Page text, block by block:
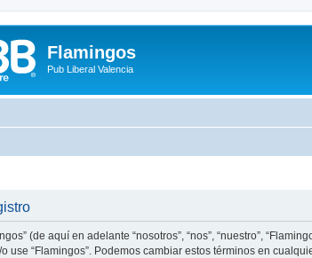
Flamingos
Pub Liberal Valencia
(de aquí en adelante “nosotros”, “nos”, “nuestro”,
use “Flamingos”. Podemos cambiar estos términos en